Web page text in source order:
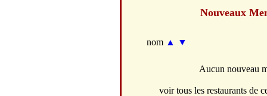
Nouveaux
nom ▲ ▼
Aucun nouveau
voir tous les restaurants de